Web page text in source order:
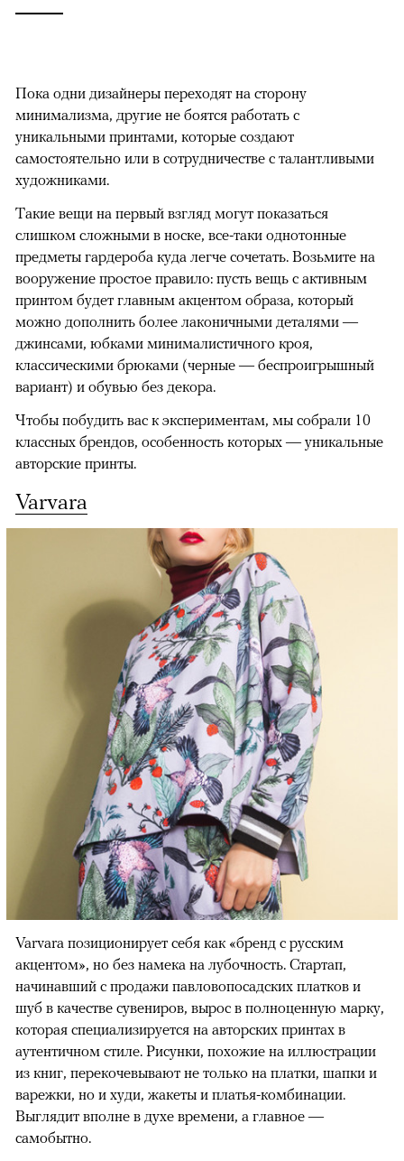
Пока одни дизайнеры переходят на сторону
минимализма, другие не боятся работать с
уникальными принтами, которые создают
самостоятельно или в сотрудничестве с талантливыми
художниками.
Такие вещи на первый взгляд могут показаться
слишком сложными в носке, все-таки однотонные
предметы гардероба куда легче сочетать. Возьмите на
вооружение простое правило: пусть вещь с активным
принтом будет главным акцентом образа, который
можно дополнить более лаконичными деталями —
джинсами, юбками минималистичного кроя,
классическими брюками (черные — беспроигрышный
вариант) и обувью без декора.
Чтобы побудить вас к экспериментам, мы собрали 10
классных брендов, особенность которых — уникальные
авторские принты.
00:00 / 00:00
Varvara
Varvara позиционирует себя как «бренд с русским
акцентом», но без намека на лубочность. Стартап,
начинавший с продажи павловопосадских платков и
шуб в качестве сувениров, вырос в полноценную марку,
которая специализируется на авторских принтах в
аутентичном стиле. Рисунки, похожие на иллюстрации
из книг, перекочевывают не только на платки, шапки и
варежки, но и худи, жакеты и платья-комбинации.
Выглядит вполне в духе времени, а главное —
самобытно.